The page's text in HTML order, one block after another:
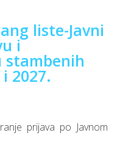
liste-Javni
i
2027.
prijava po Javnom